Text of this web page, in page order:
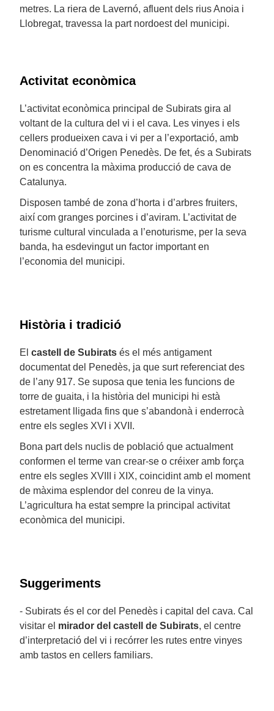
metres. La riera de Lavernó, afluent dels rius Anoia i
Llobregat, travessa la part nordoest del municipi.
Activitat econòmica
L’activitat econòmica principal de Subirats gira al
voltant de la cultura del vi i el cava. Les vinyes i els
cellers produeixen cava i vi per a l’exportació, amb
Denominació d’Origen Penedès. De fet, és a Subirats
on es concentra la màxima producció de cava de
Catalunya.
Disposen també de zona d’horta i d’arbres fruiters,
així com granges porcines i d’aviram. L’activitat de
turisme cultural vinculada a l’enoturisme, per la seva
banda, ha esdevingut un factor important en
l’economia del municipi.
Història i tradició
El castell de Subirats és el més antigament
documentat del Penedès, ja que surt referenciat des
de l’any 917. Se suposa que tenia les funcions de
torre de guaita, i la història del municipi hi està
estretament lligada fins que s’abandonà i enderrocà
entre els segles XVI i XVII.
Bona part dels nuclis de població que actualment
conformen el terme van crear-se o créixer amb força
entre els segles XVIII i XIX, coincidint amb el moment
de màxima esplendor del conreu de la vinya.
L’agricultura ha estat sempre la principal activitat
econòmica del municipi.
Suggeriments
- Subirats és el cor del Penedès i capital del cava. Cal
visitar el mirador del castell de Subirats, el centre
d’interpretació del vi i recórrer les rutes entre vinyes
amb tastos en cellers familiars.